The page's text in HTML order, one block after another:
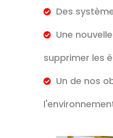
Des
Une
supprimer les
Un de nos